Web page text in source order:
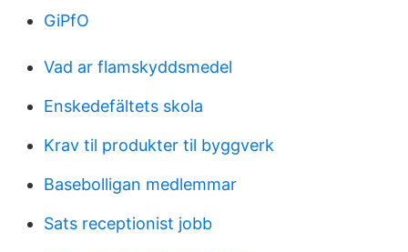
GiPfO
Vad ar flamskyddsmedel
Enskedefältets skola
Krav til produkter til byggverk
Basebolligan medlemmar
Sats receptionist jobb